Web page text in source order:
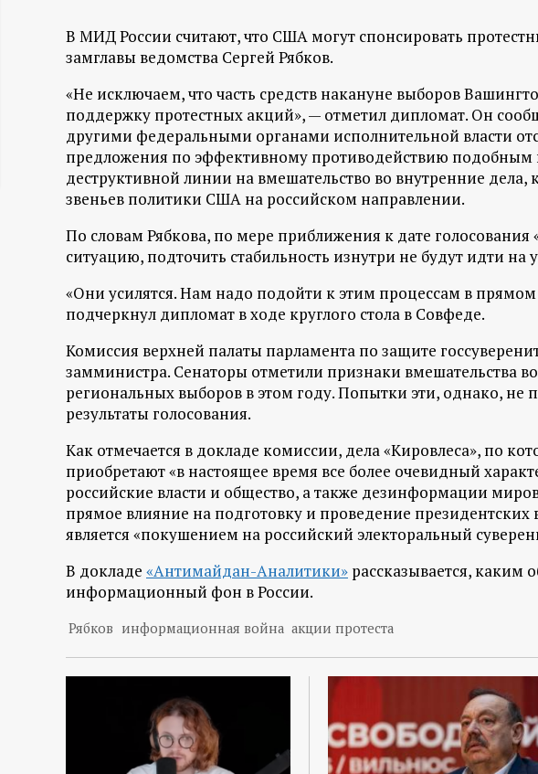
а
ц
и
о
н
н
ы
й
п
о
р
т
а
л
В МИД России считают, что США могут спонсировать
замглавы ведомства Сергей Рябков.
«Не исключаем, что часть средств накануне выборов
поддержку протестных акций», — отметил дипломат. Он
другими федеральными органами исполнительной власти
предложения по эффективному противодействию
деструктивной линии на вмешательство во внутренние дела,
звеньев политики США на российском направлении.
По словам Рябкова, по мере приближения к дате
ситуацию, подточить стабильность изнутри не будут идти на
«Они усилятся. Нам надо подойти к этим процессам в
подчеркнул дипломат в ходе круглого стола в Совфеде.
Комиссия верхней палаты парламента по защите
замминистра. Сенаторы отметили признаки вмешательства
региональных выборов в этом году. Попытки эти, однако, не
результаты голосования.
Как отмечается в докладе комиссии, дела «Кировлеса», по
приобретают «в настоящее время все более очевидный
российские власти и общество, а также дезинформации
прямое влияние на подготовку и проведение президентских
является «покушением на российский электоральный
В докладе «Антимайдан-Аналитики» рассказывается, каким
информационный фон в России.
Рябков информационная война акции протеста